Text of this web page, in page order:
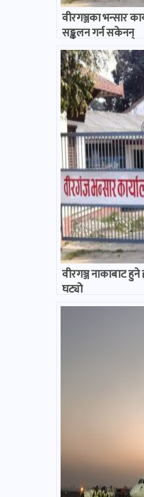
वीरगञ्जका भन्सार
सङ्कलन गर्न सकेनन्
वीरगञ्ज नाकाबाट
घट्यो